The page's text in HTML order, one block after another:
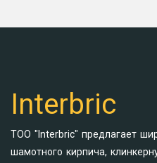
Interbric
ТОО "Interbric" предлагает
шамотного кирпича,